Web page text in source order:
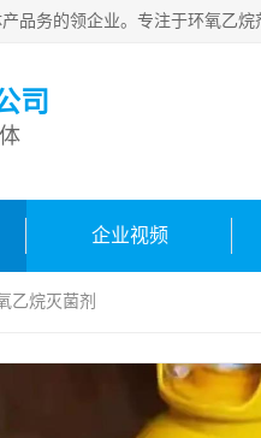
司
企业视频
乙烷灭菌剂